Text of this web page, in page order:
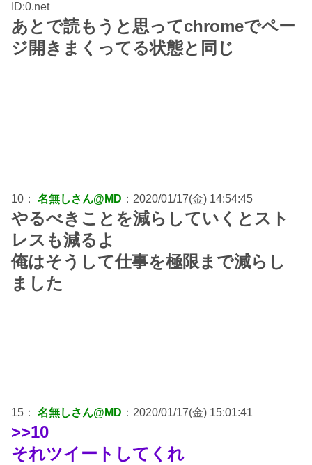
ID:0.net
あとで読もうと思ってchromeでペー
ジ開きまくってる状態と同じ
10： 名無しさん@MD ：2020/01/17(金) 14:54:45
やるべきことを減らしていくとスト
レスも減るよ
俺はそうして仕事を極限まで減らし
ました
15： 名無しさん@MD ：2020/01/17(金) 15:01:41
>>10
それツイートしてくれ